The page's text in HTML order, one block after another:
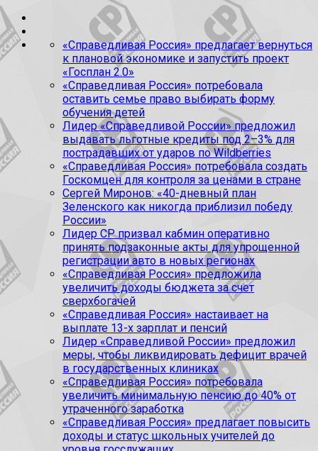
«Справедливая Россия» предлагает вернуться
к плановой экономике и запустить проект
«Госплан 2.0»
«Справедливая Россия» потребовала
оставить семье право выбирать форму
обучения детей
Лидер «Справедливой России» предложил
выдавать льготные кредиты под 2–3% для
пострадавших от ударов по Wildberries
«Справедливая Россия» потребовала создать
Госкомцен для контроля за ценами в стране
Сергей Миронов: «40-дневный план
Зеленского как никогда приблизил победу
России»
Лидер СР призвал кабмин оперативно
принять подзаконные акты для упрощенной
регистрации авто в новых регионах
«Справедливая Россия» предложила
увеличить доходы бюджета за счет
сверхбогачей
«Справедливая Россия» настаивает на
выплате 13-х зарплат и пенсий
Лидер «Справедливой России» предложил
меры, чтобы ликвидировать дефицит врачей
в государственных клиниках
«Справедливая Россия» потребовала
увеличить минимальную пенсию до 40% от
утраченного заработка
«Справедливая Россия» предлагает повысить
доходы и статус школьных учителей до